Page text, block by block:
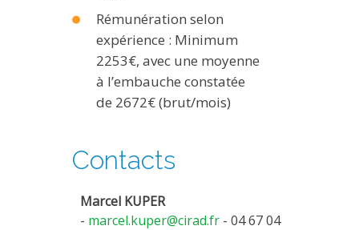
Rémunération selon
expérience : Minimum
2253€, avec une moyenne
à l’embauche constatée
de 2672€ (brut/mois)
Contacts
Marcel KUPER
- marcel.kuper@cirad.fr - 04 67 04